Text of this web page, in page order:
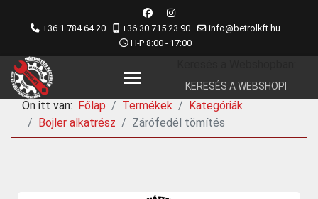
+36 1 784 64 20 +36 30 715 23 90
info@betrolkft.hu
H-P 8:00 - 17:00
Ön itt van: Főlap Termékek
Kategóriák
Bojler alkatrész
Zárófedél tömítés